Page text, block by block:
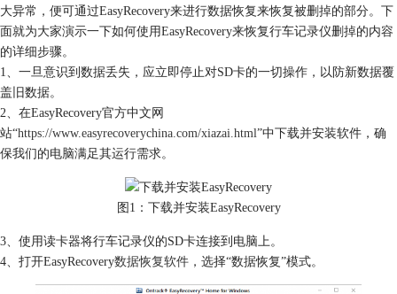
大异常，便可通过EasyRecovery来进行数据恢复来恢复被删掉的部分。下
面就为大家演示一下如何使用EasyRecovery来恢复行车记录仪删掉的内容
的详细步骤。
1、一旦意识到数据丢失，应立即停止对SD卡的一切操作，以防新数据覆
盖旧数据。
2、在EasyRecovery官方中文网
站“https://www.easyrecoverychina.com/xiazai.html”中下载并安装软件，确
保我们的电脑满足其运行需求。
图1：下载并安装EasyRecovery
3、使用读卡器将行车记录仪的SD卡连接到电脑上。
4、打开EasyRecovery数据恢复软件 ，选择“数据恢复”模式。